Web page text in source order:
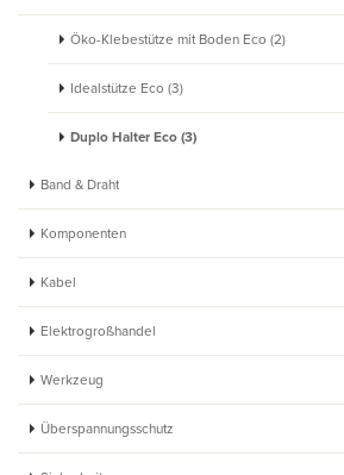
Öko-Klebestütze mit Boden Eco (2)
Idealstütze Eco (3)
Duplo Halter Eco (3)
Band & Draht
Komponenten
Kabel
Elektrogroßhandel
Werkzeug
Überspannungsschutz